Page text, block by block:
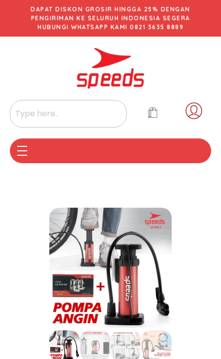
DAPAT DISKON GROSIR HINGGA 25% DENGAN
PENGIRIMAN KE SELURUH INDONESIA SEGERA
HUBUNGI WHATSAPP KAMI 0821 3635 8889